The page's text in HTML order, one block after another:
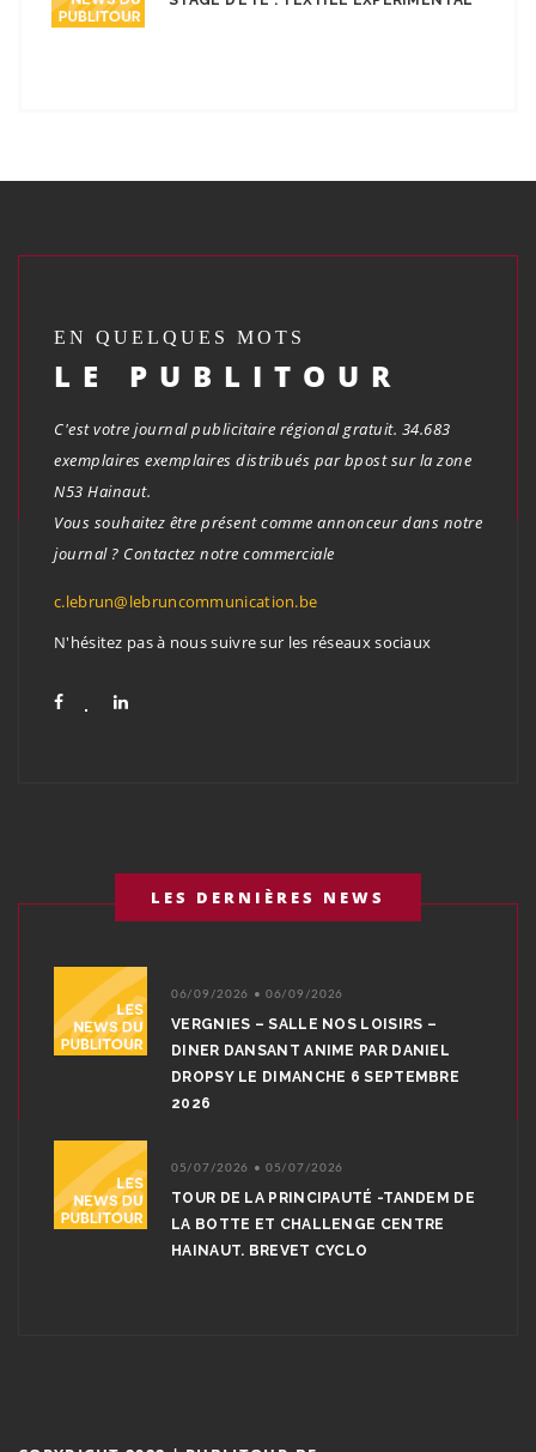
EN QUELQUES MOTS
LE PUBLITOUR
C'est votre journal publicitaire régional gratuit. 34.683
exemplaires exemplaires distribués par bpost sur la zone
N53 Hainaut.
Vous souhaitez être présent comme annonceur dans notre
journal ? Contactez notre commerciale
c.lebrun@lebruncommunication.be
N'hésitez pas à nous suivre sur les réseaux sociaux
LES DERNIÈRES NEWS
06/09/2026 • 06/09/2026
VERGNIES – SALLE NOS LOISIRS –
DINER DANSANT ANIME PAR DANIEL
DROPSY LE DIMANCHE 6 SEPTEMBRE
2026
05/07/2026 • 05/07/2026
TOUR DE LA PRINCIPAUTÉ -TANDEM DE
LA BOTTE ET CHALLENGE CENTRE
HAINAUT. BREVET CYCLO